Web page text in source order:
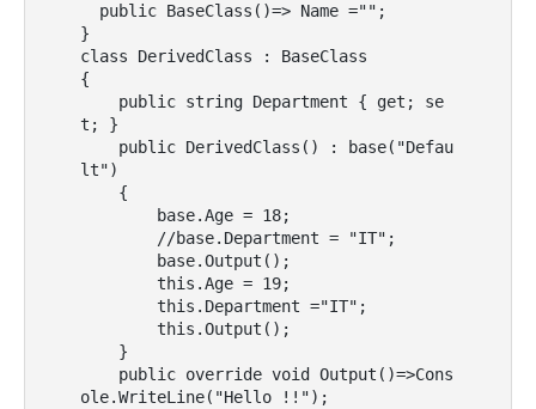
}
class DerivedClass : BaseClass
{
t; }
lt")
ole.WriteLine("Hello !!");